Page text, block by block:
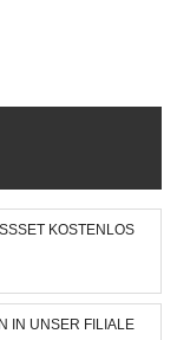
KOSTENLOS
IN UNSER FILIALE